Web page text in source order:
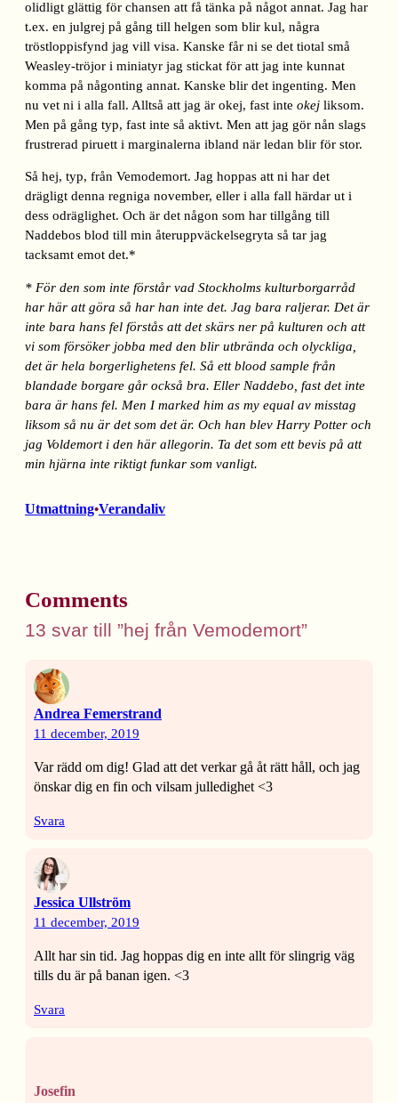
olidligt glättig för chansen att få tänka på något annat. Jag har
t.ex. en julgrej på gång till helgen som blir kul, några
tröstloppisfynd jag vill visa. Kanske får ni se det tiotal små
Weasley-tröjor i miniatyr jag stickat för att jag inte kunnat
komma på någonting annat. Kanske blir det ingenting. Men
nu vet ni i alla fall. Alltså att jag är okej, fast inte okej liksom.
Men på gång typ, fast inte så aktivt. Men att jag gör nån slags
frustrerad piruett i marginalerna ibland när ledan blir för stor.
Så hej, typ, från Vemodemort. Jag hoppas att ni har det
drägligt denna regniga november, eller i alla fall härdar ut i
dess odräglighet. Och är det någon som har tillgång till
Naddebos blod till min återuppväckelsegryta så tar jag
tacksamt emot det.*
* För den som inte förstår vad Stockholms kulturborgarråd
har här att göra så har han inte det. Jag bara raljerar. Det är
inte bara hans fel förstås att det skärs ner på kulturen och att
vi som försöker jobba med den blir utbrända och olyckliga,
det är hela borgerlighetens fel. Så ett blood sample från
blandade borgare går också bra. Eller Naddebo, fast det inte
bara är hans fel. Men I marked him as my equal av misstag
liksom så nu är det som det är. Och han blev Harry Potter och
jag Voldemort i den här allegorin. Ta det som ett bevis på att
min hjärna inte riktigt funkar som vanligt.
Utmattning•Verandaliv
Comments
13 svar till ”hej från Vemodemort”
Andrea Femerstrand
11 december, 2019
Var rädd om dig! Glad att det verkar gå åt rätt håll, och jag
önskar dig en fin och vilsam julledighet <3
Svara
Jessica Ullström
11 december, 2019
Allt har sin tid. Jag hoppas dig en inte allt för slingrig väg
tills du är på banan igen. <3
Svara
Josefin